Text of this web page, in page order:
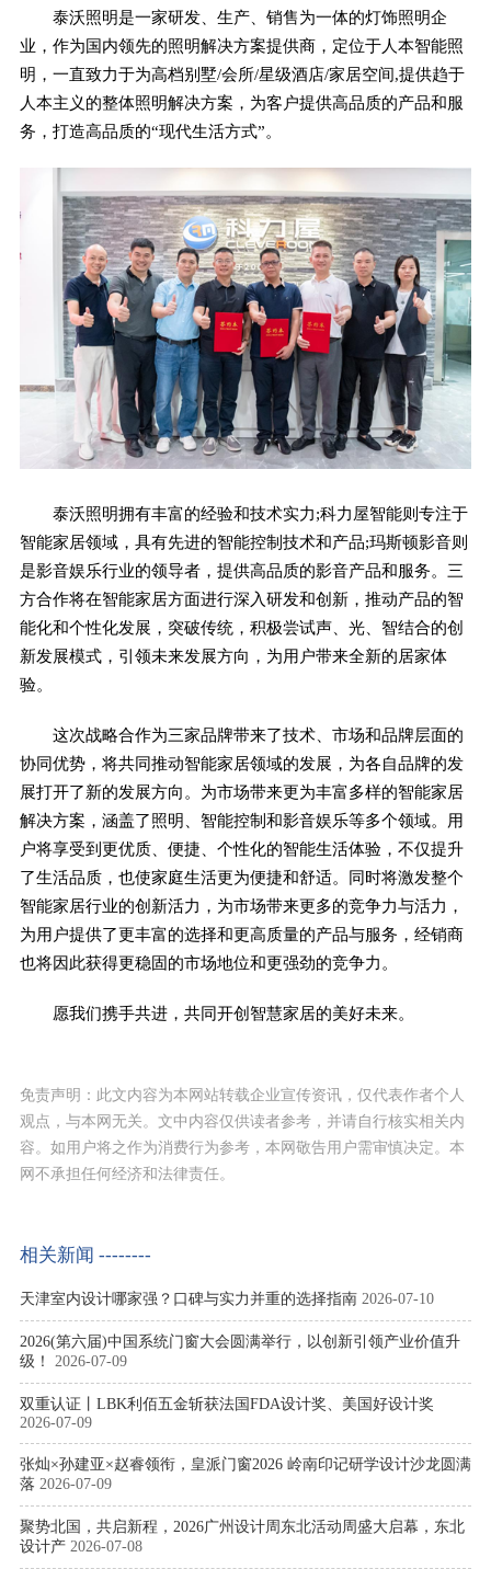
泰沃照明是一家研发、生产、销售为一体的灯饰照明企
业，作为国内领先的照明解决方案提供商，定位于人本智能照
明，一直致力于为高档别墅/会所/星级酒店/家居空间,提供趋于
人本主义的整体照明解决方案，为客户提供高品质的产品和服
务，打造高品质的“现代生活方式”。
泰沃照明拥有丰富的经验和技术实力;科力屋智能则专注于
智能家居领域，具有先进的智能控制技术和产品;玛斯顿影音则
是影音娱乐行业的领导者，提供高品质的影音产品和服务。三
方合作将在智能家居方面进行深入研发和创新，推动产品的智
能化和个性化发展，突破传统，积极尝试声、光、智结合的创
新发展模式，引领未来发展方向，为用户带来全新的居家体
验。
这次战略合作为三家品牌带来了技术、市场和品牌层面的
协同优势，将共同推动智能家居领域的发展，为各自品牌的发
展打开了新的发展方向。为市场带来更为丰富多样的智能家居
解决方案，涵盖了照明、智能控制和影音娱乐等多个领域。用
户将享受到更优质、便捷、个性化的智能生活体验，不仅提升
了生活品质，也使家庭生活更为便捷和舒适。同时将激发整个
智能家居行业的创新活力，为市场带来更多的竞争力与活力，
为用户提供了更丰富的选择和更高质量的产品与服务，经销商
也将因此获得更稳固的市场地位和更强劲的竞争力。
愿我们携手共进，共同开创智慧家居的美好未来。
免责声明：此文内容为本网站转载企业宣传资讯，仅代表作者个人
观点，与本网无关。文中内容仅供读者参考，并请自行核实相关内
容。如用户将之作为消费行为参考，本网敬告用户需审慎决定。本
网不承担任何经济和法律责任。
相关新闻 --------
天津室内设计哪家强？口碑与实力并重的选择指南 2026-07-10
2026(第六届)中国系统门窗大会圆满举行，以创新引领产业价值升
级！
2026-07-09
双重认证丨LBK利佰五金斩获法国FDA设计奖、美国好设计奖
2026-07-09
张灿×孙建亚×赵睿领衔，皇派门窗2026 岭南印记研学设计沙龙圆满
落 2026-07-09
聚势北国，共启新程，2026广州设计周东北活动周盛大启幕，东北
设计产 2026-07-08